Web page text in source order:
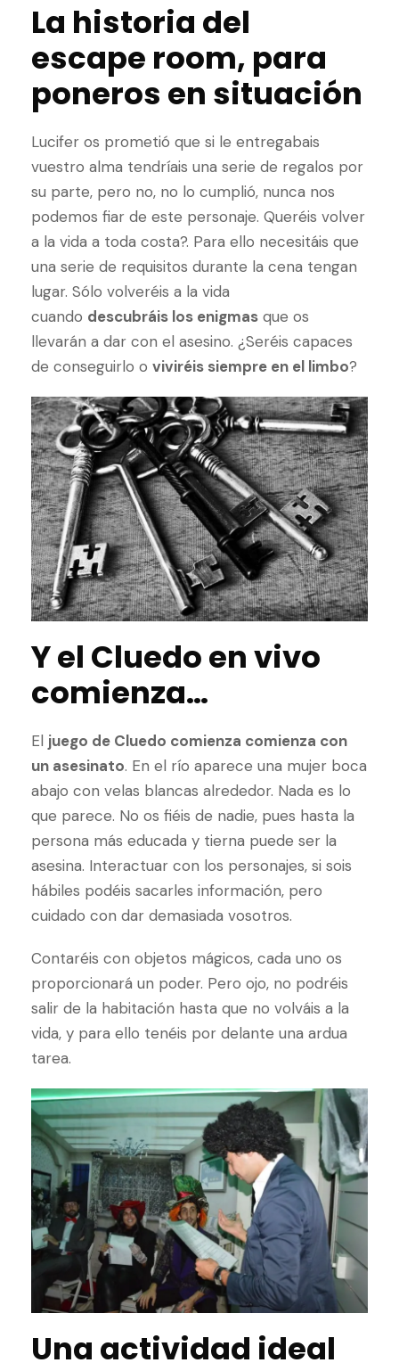
La historia del
escape room, para
poneros en situación
Lucifer os prometió que si le entregabais
vuestro alma tendríais una serie de regalos por
su parte, pero no, no lo cumplió, nunca nos
podemos fiar de este personaje. Queréis volver
a la vida a toda costa?. Para ello necesitáis que
una serie de requisitos durante la cena tengan
lugar. Sólo volveréis a la vida
cuando descubráis los enigmas que os
llevarán a dar con el asesino. ¿Seréis capaces
de conseguirlo o viviréis siempre en el limbo?
Y el Cluedo en vivo
comienza…
El juego de Cluedo comienza comienza con
un asesinato. En el río aparece una mujer boca
abajo con velas blancas alrededor. Nada es lo
que parece. No os fiéis de nadie, pues hasta la
persona más educada y tierna puede ser la
asesina. Interactuar con los personajes, si sois
hábiles podéis sacarles información, pero
cuidado con dar demasiada vosotros.
Contaréis con objetos mágicos, cada uno os
proporcionará un poder. Pero ojo, no podréis
salir de la habitación hasta que no volváis a la
vida, y para ello tenéis por delante una ardua
tarea.
Una actividad ideal